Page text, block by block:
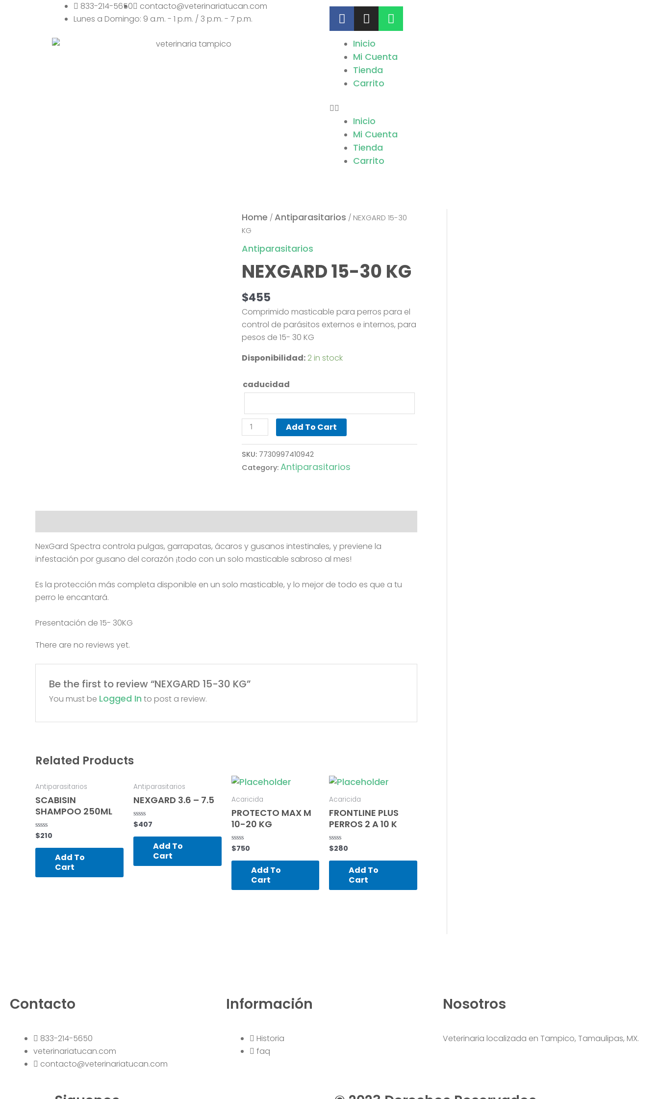
833-214-5650
contacto@veterinariatucan.com
Lunes a Domingo: 9 a.m. - 1 p.m. / 3 p.m. - 7 p.m.
F
A
C
E
B
O
O
F
I
N
S
T
A
G
R
W
H
A
S
Inicio
Mi Cuenta
Tienda
Carrito
Menu
Inicio
Mi Cuenta
Tienda
Carrito
Home / Antiparasitarios / NEXGARD 15-30
KG
Antiparasitarios
NEXGARD 15-30 KG
$455
Comprimido masticable para perros para el
control de parásitos externos e internos, para
pesos de 15- 30 KG
Disponibilidad: 2 in stock
caducidad
NEXGARD
15-
KG
quantity
Add To Cart
SKU: 7730997410942
Category: Antiparasitarios
NexGard Spectra controla pulgas, garrapatas, ácaros y gusanos intestinales, y previene la
infestación por gusano del corazón ¡todo con un solo masticable sabroso al mes!
Es la protección más completa disponible en un solo masticable, y lo mejor de todo es que a tu
perro le encantará.
Presentación de 15- 30KG
There are no reviews yet.
Be the first to review “NEXGARD 15-30 KG”
You must be Logged In to post a review.
Related Products
Antiparasitarios
SCABISIN
SHAMPOO 250ML
Rated
0
out
$210
Add To
Cart
Antiparasitarios
NEXGARD 3.6 – 7.5
Rated
0
out
$407
Add To
Cart
Acaricida
PROTECTO MAX M
10-20 KG
Rated
0
out
$750
Add To
Cart
Acaricida
FRONTLINE PLUS
PERROS 2 A 10 K
Rated
0
out
$280
Add To
Cart
Contacto
833-214-5650
veterinariatucan.com
contacto@veterinariatucan.com
Información
Historia
faq
Nosotros
Veterinaria localizada en Tampico, Tamaulipas, MX.